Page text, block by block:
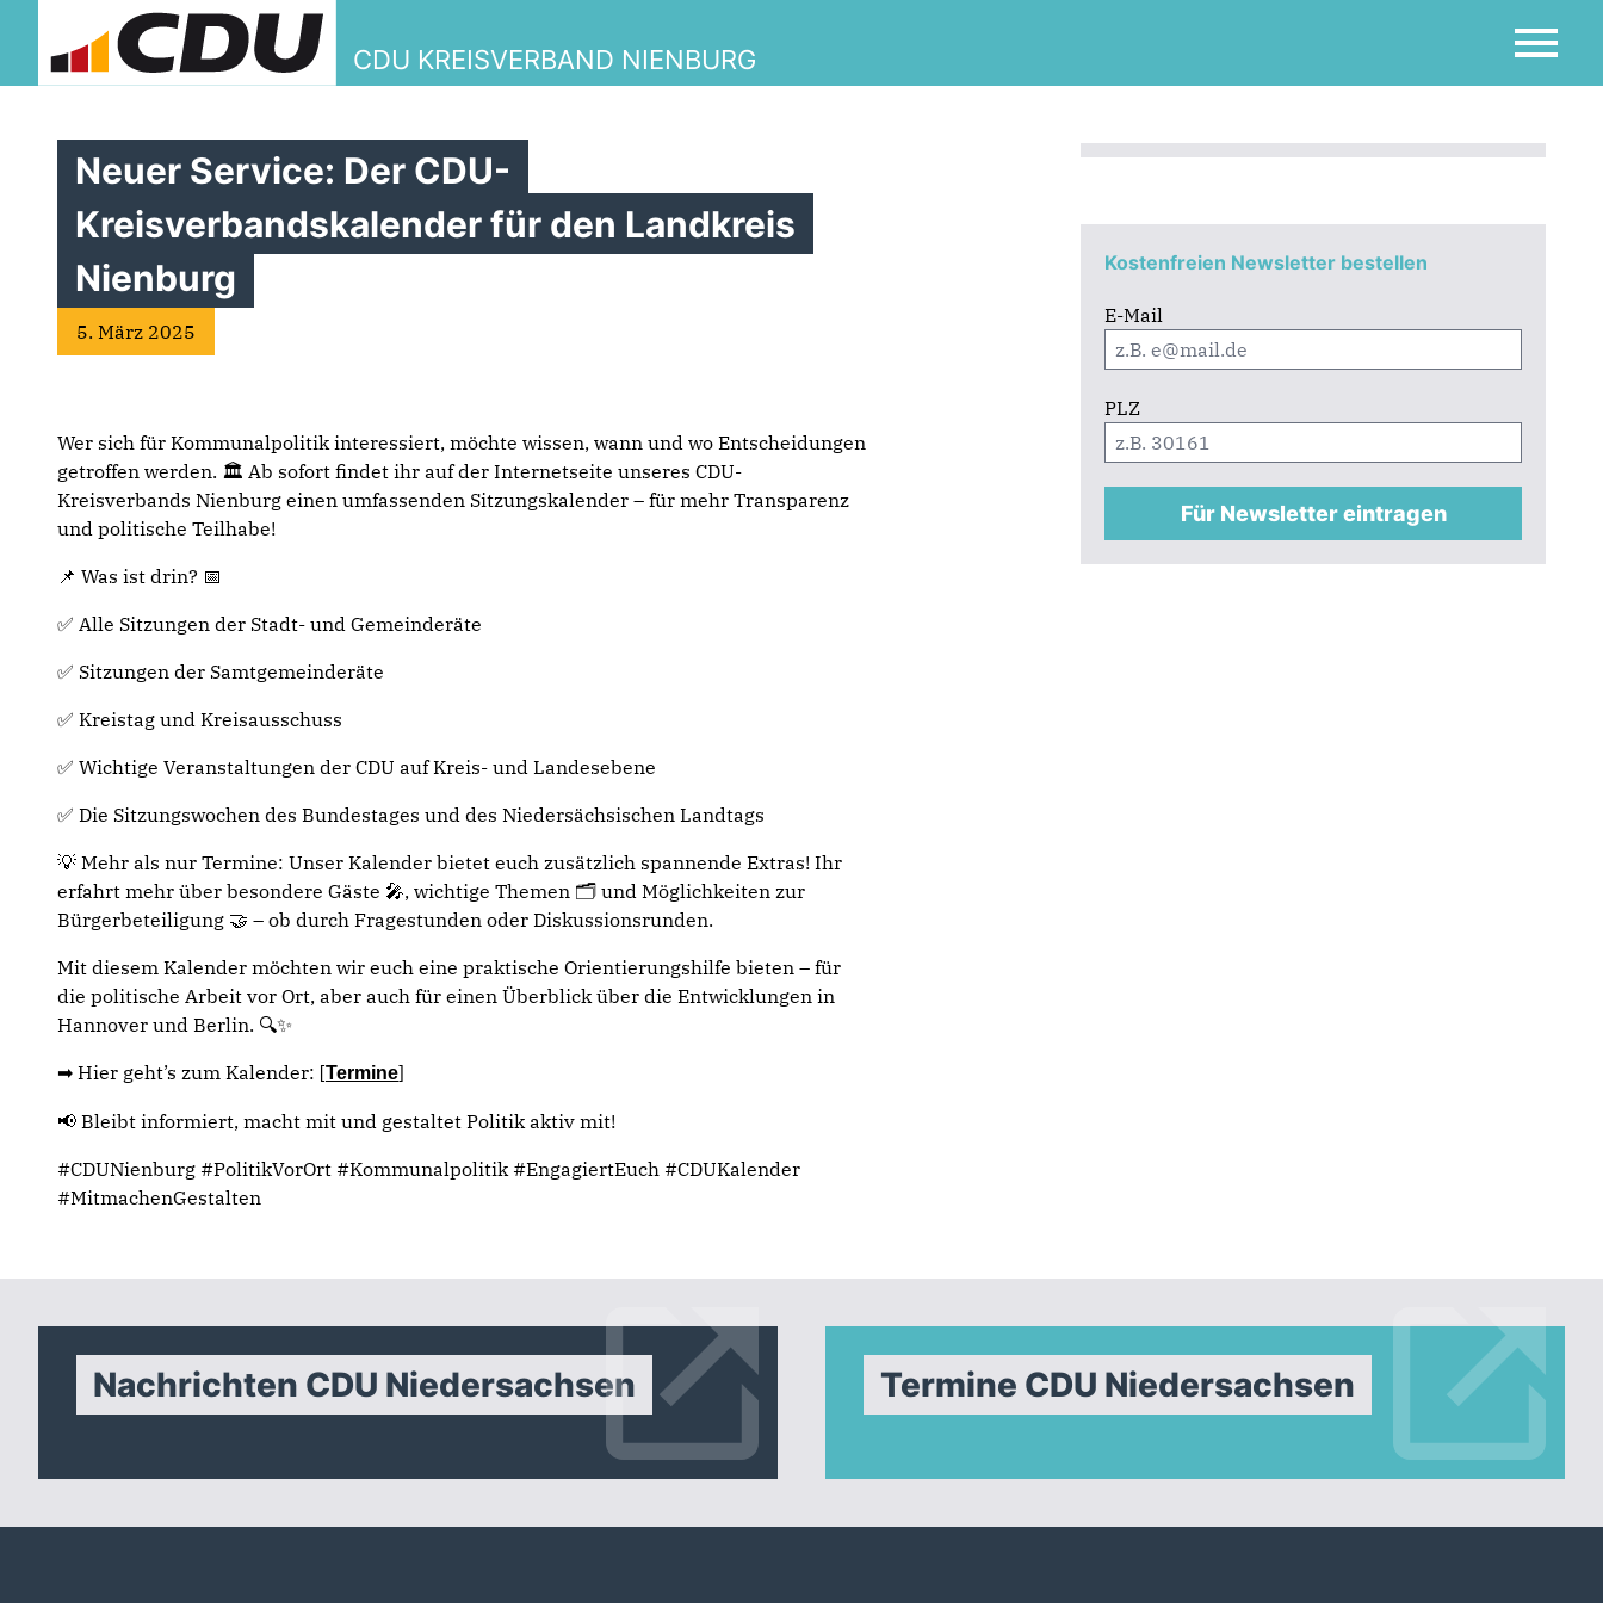
CDU KREISVERBAND NIENBURG
Kostenfreien Newsletter bestellen
E-Mail
PLZ
Für Newsletter eintragen
Neuer Service: Der CDU-
Kreisverbandskalender für den Landkreis
Nienburg
5. März 2025
Wer sich für Kommunalpolitik interessiert, möchte wissen, wann und wo Entscheidungen
getroffen werden. 🏛️ Ab sofort findet ihr auf der Internetseite unseres CDU-
Kreisverbands Nienburg einen umfassenden Sitzungskalender – für mehr Transparenz
und politische Teilhabe!
📌 Was ist drin? 📅
✅ Alle Sitzungen der Stadt- und Gemeinderäte
✅ Sitzungen der Samtgemeinderäte
✅ Kreistag und Kreisausschuss
✅ Wichtige Veranstaltungen der CDU auf Kreis- und Landesebene
✅ Die Sitzungswochen des Bundestages und des Niedersächsischen Landtags
💡 Mehr als nur Termine: Unser Kalender bietet euch zusätzlich spannende Extras! Ihr
erfahrt mehr über besondere Gäste 🎤, wichtige Themen 🗂️ und Möglichkeiten zur
Bürgerbeteiligung 🤝 – ob durch Fragestunden oder Diskussionsrunden.
Mit diesem Kalender möchten wir euch eine praktische Orientierungshilfe bieten – für
die politische Arbeit vor Ort, aber auch für einen Überblick über die Entwicklungen in
Hannover und Berlin. 🔍✨
➡ Hier geht’s zum Kalender: [Termine]
📢 Bleibt informiert, macht mit und gestaltet Politik aktiv mit!
#CDUNienburg #PolitikVorOrt #Kommunalpolitik #EngagiertEuch #CDUKalender
#MitmachenGestalten
Nachrichten CDU Niedersachsen Termine CDU Niedersachsen